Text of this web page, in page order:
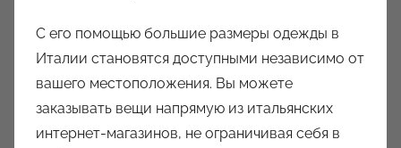
С его помощью большие размеры одежды в
Италии становятся доступными независимо от
вашего местоположения. Вы можете
заказывать вещи напрямую из итальянских
интернет-магазинов, не ограничивая себя в